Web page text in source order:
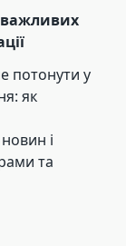
потонути у
як
і
та